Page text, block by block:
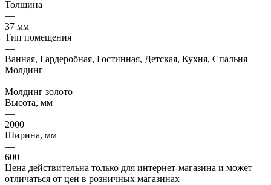
Толщина
—
37 мм
Тип помещения
—
Ванная, Гардеробная, Гостинная, Детская, Кухня, Спальня
Молдинг
—
Молдинг золото
Высота, мм
—
2000
Ширина, мм
—
600
Цена действительна только для интернет-магазина и может
отличаться от цен в розничных магазинах